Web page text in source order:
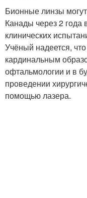
Бионные линзы
Канады через 2 года
клинических
Учёный надеется,
кардинальным
офтальмологии и в
проведении
помощью лазера.